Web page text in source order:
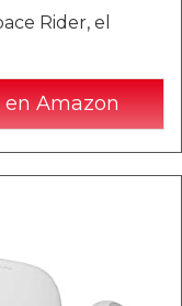
Rider, el
Amazon